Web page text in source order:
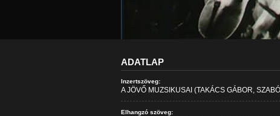
ADATLAP
Inzertszöveg:
A JÖVŐ MUZSIKUSAI (TAKÁCS GÁBOR,
Elhangzó szöveg: